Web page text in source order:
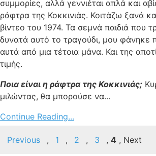
συμμορίες, αλλά γεννιέται απλά και
ράφτρα της Κοκκινιάς. Κοιτάζω ξανά
βίντεο του 1974. Τα σεμνά παιδιά που
δυνατά αυτό το τραγούδι, μου φάνηκε
αυτά από μια τέτοια μάνα. Και της
τιμής.
Ποια είναι η ράφτρα της Κοκκινιάς;
μιλώντας, θα μπορούσε να...
Continue Reading...
Previous , 1 , 2 , 3 , 4 , Next